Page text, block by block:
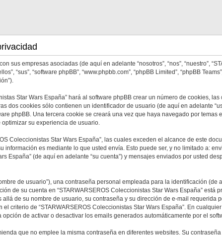
sus empresas asociadas (de aquí en adelante “nosotros”, “nos”, “nuestro”,
“sus”, “software phpBB”, “www.phpbb.com”, “phpBB Limited”, “phpBB
Star Wars España” hará al software phpBB crear un número de cookies,
dos cookies sólo contienen un identificador de usuario (de aquí en adelante
phpBB. Una tercera cookie se creará una vez que haya navegado por temas
su experiencia de usuario.
Coleccionistas Star Wars España”, las cuales exceden el alcance de este
es mediante lo que usted envía. Esto puede ser, y no limitado a:
España” (de aquí en adelante “su cuenta”) y mensajes enviados por usted
de usuario”), una contraseña personal empleada para la identificación (de
de su cuenta en “STARWARSEROS Coleccionistas Star Wars España” está
de su nombre de usuario, su contraseña y su dirección de e-mail requerida
criterio de “STARWARSEROS Coleccionistas Star Wars España”. En
de activar o desactivar los emails generados automáticamente por el
que no emplee la misma contraseña en diferentes websites. Su